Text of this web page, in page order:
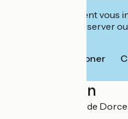
Cet établissement vous
leur site pour réserver
Téléphoner
Localisation
19 rue du Château de